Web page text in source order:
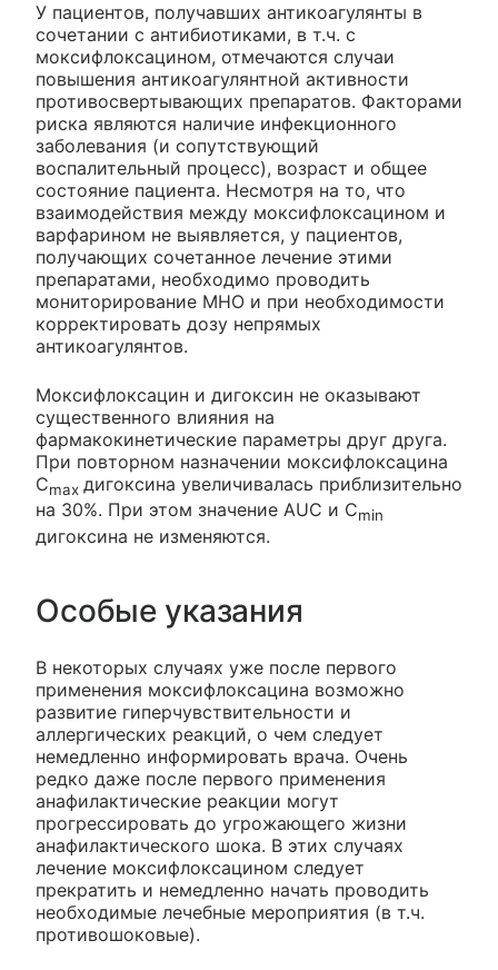
У пациентов, получавших антикоагулянты в
сочетании с антибиотиками, в т.ч. с
моксифлоксацином, отмечаются случаи
повышения антикоагулянтной активности
противосвертывающих препаратов. Факторами
риска являются наличие инфекционного
заболевания (и сопутствующий
воспалительный процесс), возраст и общее
состояние пациента. Несмотря на то, что
взаимодействия между моксифлоксацином и
варфарином не выявляется, у пациентов,
получающих сочетанное лечение этими
препаратами, необходимо проводить
мониторирование МНО и при необходимости
корректировать дозу непрямых
антикоагулянтов.
Моксифлоксацин и дигоксин не оказывают
существенного влияния на
фармакокинетические параметры друг друга.
При повторном назначении моксифлоксацина
Cmax дигоксина увеличивалась приблизительно
на 30%. При этом значение AUC и Cmin
дигоксина не изменяются.
Особые указания
В некоторых случаях уже после первого
применения моксифлоксацина возможно
развитие гиперчувствительности и
аллергических реакций, о чем следует
немедленно информировать врача. Очень
редко даже после первого применения
анафилактические реакции могут
прогрессировать до угрожающего жизни
анафилактического шока. В этих случаях
лечение моксифлоксацином следует
прекратить и немедленно начать проводить
необходимые лечебные мероприятия (в т.ч.
противошоковые).